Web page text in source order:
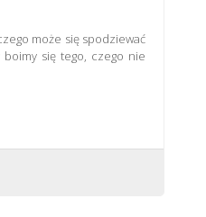
może się spodziewać
boimy się tego, czego nie